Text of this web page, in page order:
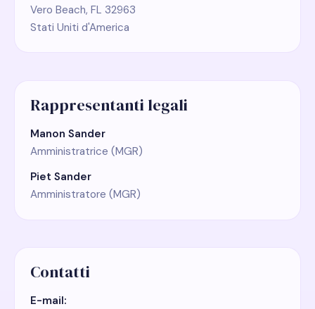
Vero Beach, FL 32963
Stati Uniti d'America
Rappresentanti legali
Manon Sander
Amministratrice (MGR)
Piet Sander
Amministratore (MGR)
Contatti
E-mail: